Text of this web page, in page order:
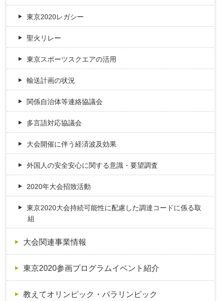
東京2020レガシー
聖火リレー
東京スポーツスクエアの活用
輸送計画の状況
関係自治体等連絡協議会
多言語対応協議会
大会開催に伴う経済波及効果
外国人の安全安心に関する意識・要望調査
2020年大会招致活動
東京2020大会持続可能性に配慮した調達コードに係る取
組
大会関連事業情報
東京2020参画プログラムイベント紹介
教えてオリンピック・パラリンピック